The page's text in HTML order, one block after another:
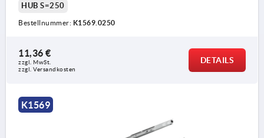
HUB S=250
Bestellnummer: K1569.0250
11,36 €
zzgl. MwSt.
zzgl. Versandkosten
DETAILS
K1569